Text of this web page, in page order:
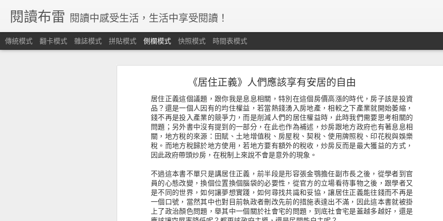
《居住正義》人們應該享有安居的自由
居住正義這個議題，跟你我是息息相關，特別在這個房價高漲的時代，房子該是投資
品？還是一個人因有的均住權益，若當熱錢湧入房地產，相較之下產業就開始萎縮，
錢不再是投入產業的競爭力，而是削減人們的居住權益時，此時我們需要思考相關的
問題；另外書中沒有提到的一部分，在此也作為補述，炒房跟地方政府也有著息息相
關，地方稅的來源：田賦、土地增值稅、房屋稅、契稅、使用牌照稅、印花稅與娛樂
稅。而地方稅歸於地方使用，若地方要有額外的稅收，炒房反而是最大獲益的方式，
因此政府帶頭炒房，在稅制上來說不會是意外的現象。
不過這本書不單只是講居住正義，前半段是形容張金鶚擔任副市長之後，從學者到官
員的心態改變，換個位置換個腦袋的必要性，從官方的立場看待事物之後，跟學者又
是不同的世界，如何讓夢想實踐，如何尋找共識和妥協，讓居住正義能往錢而不再是
一個口號，當然其中也對目前執政者刪改先前的措施表達出不滿，因此這本書就被掛
上了政治顏色問題，舉其中一個關於社會宅的問題，到底社會宅是蓋越多越好，還是
閱讀布雷 閱讀中感受生活，生活中享受閱讀！
傳統模式 翻卡模式 雜誌模式 拼貼模式 側欄模式 快照模式 時間表模式
《股市金融怪傑》不聽信、守紀律、停損轉進，這個資金海的運作，沒有人
個準。